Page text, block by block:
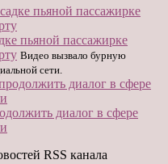
пьяной пассажирке
Видео вызвало бурную
сети.
диалог в сфере
RSS канала